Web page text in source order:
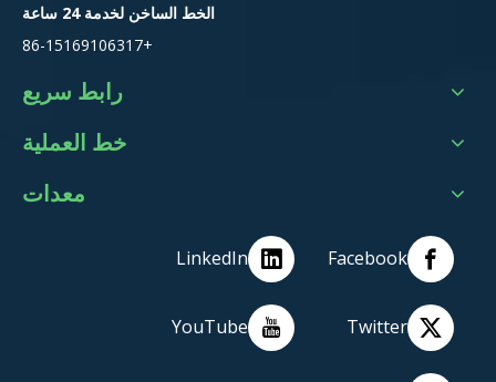
الخط الساخن لخدمة 24 ساعة
+86-15169106317
رابط سريع
خط العملية
معدات
Facebook
LinkedIn
Twitter
YouTube